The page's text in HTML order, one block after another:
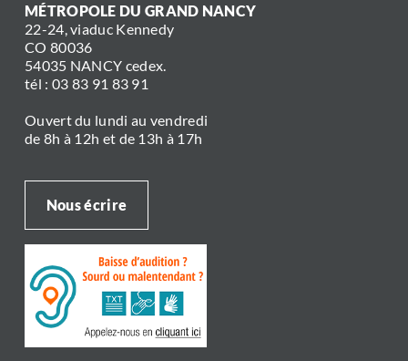
MÉTROPOLE DU GRAND NANCY
22-24, viaduc Kennedy
CO 80036
54035 NANCY cedex.
tél : 03 83 91 83 91
Ouvert du lundi au vendredi
de 8h à 12h et de 13h à 17h
Nous écrire